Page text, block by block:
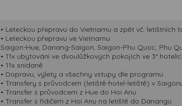
• Leteckou přepravu do Vietnamu a zpět vč. letištních
• Leteckou přepravu ve Vietnamu:
Saigon-Hue, Danang-Saigon, Saigon-Phu Quoc, Phu
• 11x ubytování ve dvoulůžkových pokojích ve 3*
• 11x snídaně
• Dopravu, výlety a všechny vstupy dle programu
• Transfery s průvodcem (letiště-hotel-letiště) v
• Transfer s průvodcem z Hue do Hoi Anu
• Transfer s řidičem z Hoi Anu na letiště do Danangu